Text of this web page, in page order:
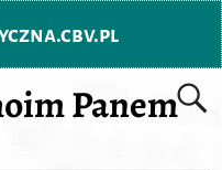
Panem